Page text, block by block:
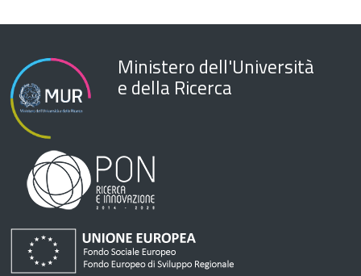
Ministero dell'Università
e della Ricerca